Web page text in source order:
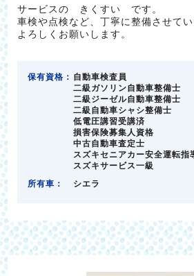
サービスの きくすい です。
車検や点検など、丁寧に整備させてい
よろしくお願いします。
保有資格： 自動車検査員
二級ガソリン自動車整備士
二級ジーゼル自動車整備士
二級自動車シャシ整備士
低電圧講習受講済
損害保険募集人資格
中古自動車査定士
スズキセニアカー安全運転指
スズキサービス一級
所有車：
シエラ